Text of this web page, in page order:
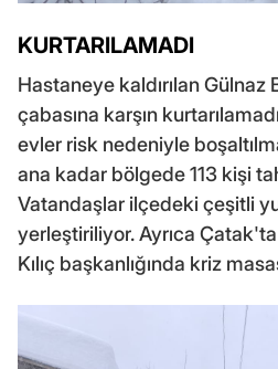
KURTARILAMADI
Hastaneye kaldırılan Gülnaz
çabasına karşın
evler risk nedeniyle
ana kadar bölgede 113 kişi
Vatandaşlar ilçedeki çeşitli
yerleştiriliyor. Ayrıca
Kılıç başkanlığında kriz